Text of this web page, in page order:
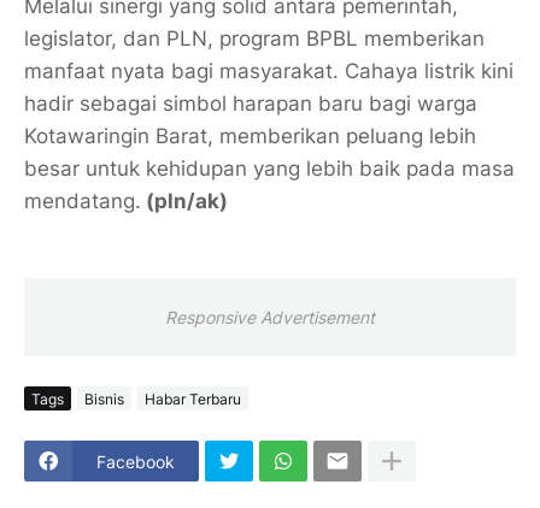
Melalui sinergi yang solid antara pemerintah,
legislator, dan PLN, program BPBL memberikan
manfaat nyata bagi masyarakat. Cahaya listrik kini
hadir sebagai simbol harapan baru bagi warga
Kotawaringin Barat, memberikan peluang lebih
besar untuk kehidupan yang lebih baik pada masa
mendatang. (pln/ak)
Responsive Advertisement
Tags Bisnis Habar Terbaru
Facebook